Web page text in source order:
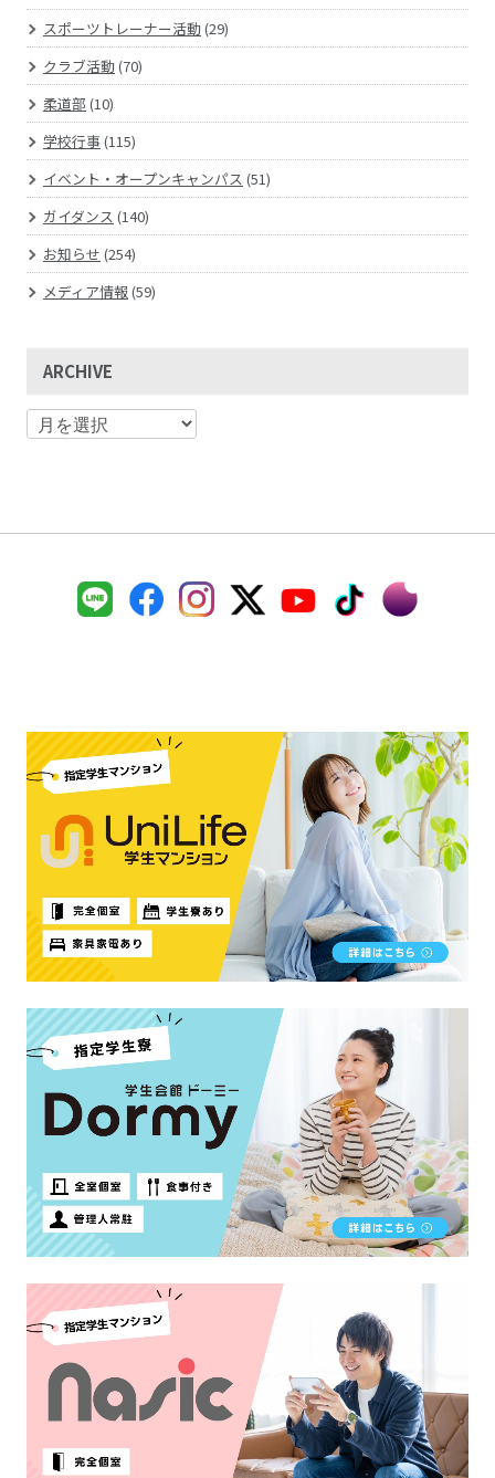
スポーツトレーナー活動(29)
クラブ活動(70)
柔道部 (10)
学校行事(115)
イベント・オープンキャンパス (51)
ガイダンス (140)
お知らせ (254)
メディア情報(59)
ARCHIVE